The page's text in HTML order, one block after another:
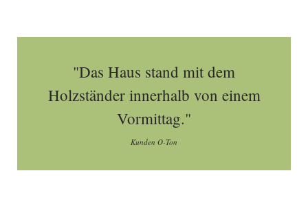
"Das Haus stand mit dem
Holzständer innerhalb von einem
Vormittag."
Kunden O-Ton